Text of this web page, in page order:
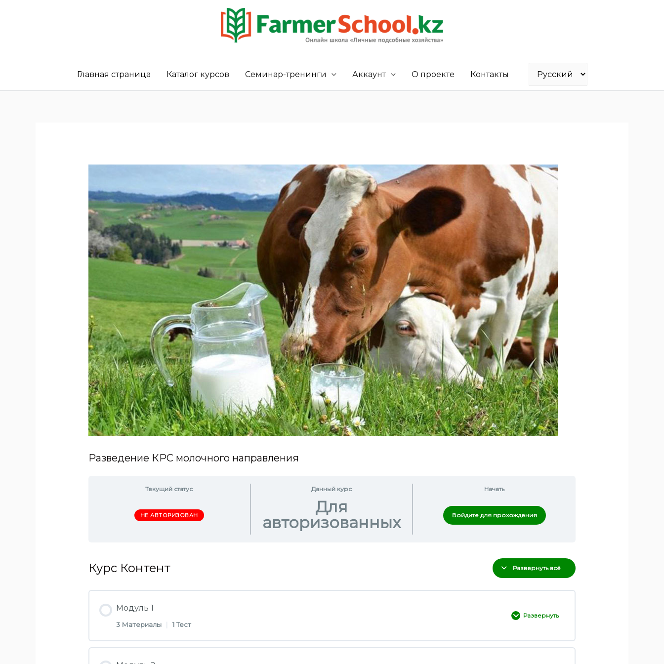
Главная страница Каталог курсов Семинар-тренинги Аккаунт О проекте Контакты
Разведение КРС молочного направления
Текущий статус
НЕ АВТОРИЗОВАН
Данный курс
Для
авторизованных
Начать
Войдите для прохождения
Курс Контент Развернуть всё
Модуль 1
3 Материалы | 1 Тест
Развернуть
Раздел Контент